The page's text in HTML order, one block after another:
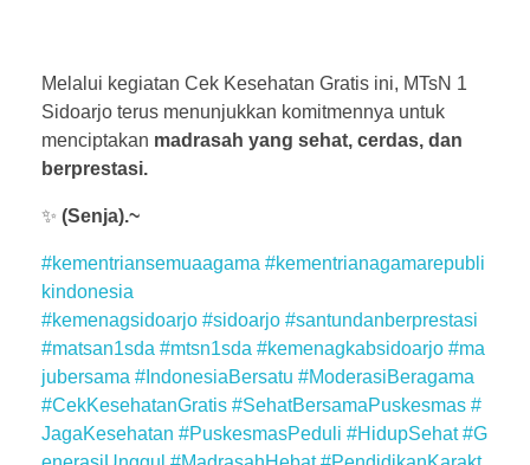
Melalui kegiatan Cek Kesehatan Gratis ini, MTsN 1
Sidoarjo terus menunjukkan komitmennya untuk
menciptakan madrasah yang sehat, cerdas, dan
berprestasi.
✨ (Senja).~
#kementriansemuaagama #kementrianagamarepubli
kindonesia
#kemenagsidoarjo #sidoarjo #santundanberprestasi
#matsan1sda #mtsn1sda #kemenagkabsidoarjo #ma
jubersama #IndonesiaBersatu #ModerasiBeragama
#CekKesehatanGratis #SehatBersamaPuskesmas #
JagaKesehatan #PuskesmasPeduli #HidupSehat #G